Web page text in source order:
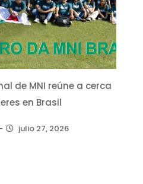
de MNI reúne a cerca
en Brasil
julio 27, 2026